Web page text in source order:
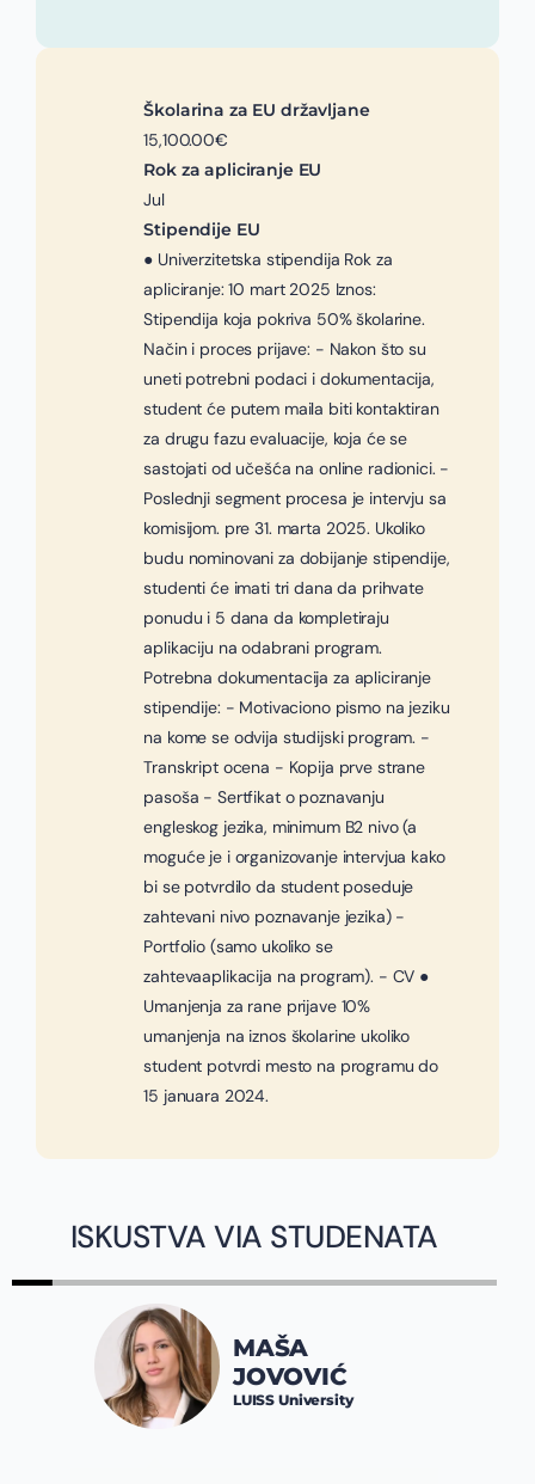
Školarina za EU državljane
15,100.00€
Rok za apliciranje EU
Jul
Stipendije EU
● Univerzitetska stipendija Rok za
apliciranje: 10 mart 2025 Iznos:
Stipendija koja pokriva 50% školarine.
Način i proces prijave: - Nakon što su
uneti potrebni podaci i dokumentacija,
student će putem maila biti kontaktiran
za drugu fazu evaluacije, koja će se
sastojati od učešća na online radionici. -
Poslednji segment procesa je intervju sa
komisijom. pre 31. marta 2025. Ukoliko
budu nominovani za dobijanje stipendije,
studenti će imati tri dana da prihvate
ponudu i 5 dana da kompletiraju
aplikaciju na odabrani program.
Potrebna dokumentacija za apliciranje
stipendije: - Motivaciono pismo na jeziku
na kome se odvija studijski program. -
Transkript ocena - Kopija prve strane
pasoša - Sertfikat o poznavanju
engleskog jezika, minimum B2 nivo (a
moguće je i organizovanje intervjua kako
bi se potvrdilo da student poseduje
zahtevani nivo poznavanje jezika) -
Portfolio (samo ukoliko se
zahtevaaplikacija na program). - CV ●
Umanjenja za rane prijave 10%
umanjenja na iznos školarine ukoliko
student potvrdi mesto na programu do
15 januara 2024.
ISKUSTVA VIA STUDENATA
JOVANA
SPALEVIĆ
Constructor University
Bremen